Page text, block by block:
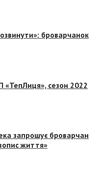
броварчанок
«ТепЛиця», сезон 2022
запрошує броварчан
життя»